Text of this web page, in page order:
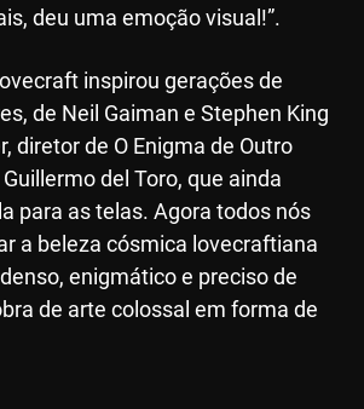
deu uma emoção visual!”.
inspirou gerações de
de Neil Gaiman e Stephen King
diretor de O Enigma de Outro
del Toro, que ainda
para as telas. Agora todos nós
a beleza cósmica lovecraftiana
enigmático e preciso de
de arte colossal em forma de